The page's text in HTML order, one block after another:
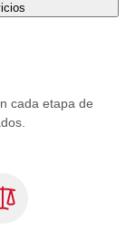
cada etapa de